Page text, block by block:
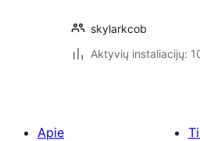
skylarkcob
Aktyvių instaliacijų:
Apie